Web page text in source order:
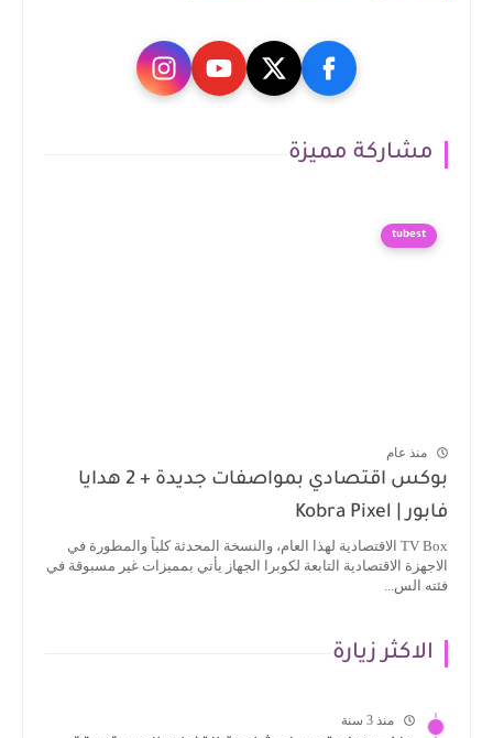
مشاركة مميزة
tubest
منذ عام
بوكس اقتصادي بمواصفات جديدة + 2 هدايا
فابور | Kobra Pixel
TV Box الاقتصادية لهذا العام، والنسخة المحدثة كلياً والمطورة في
الاجهزة الاقتصادية التابعة لكوبرا الجهاز يأتي بمميزات غير مسبوقة في
فئته الس...
الاكثر زيارة
منذ 3 سنة